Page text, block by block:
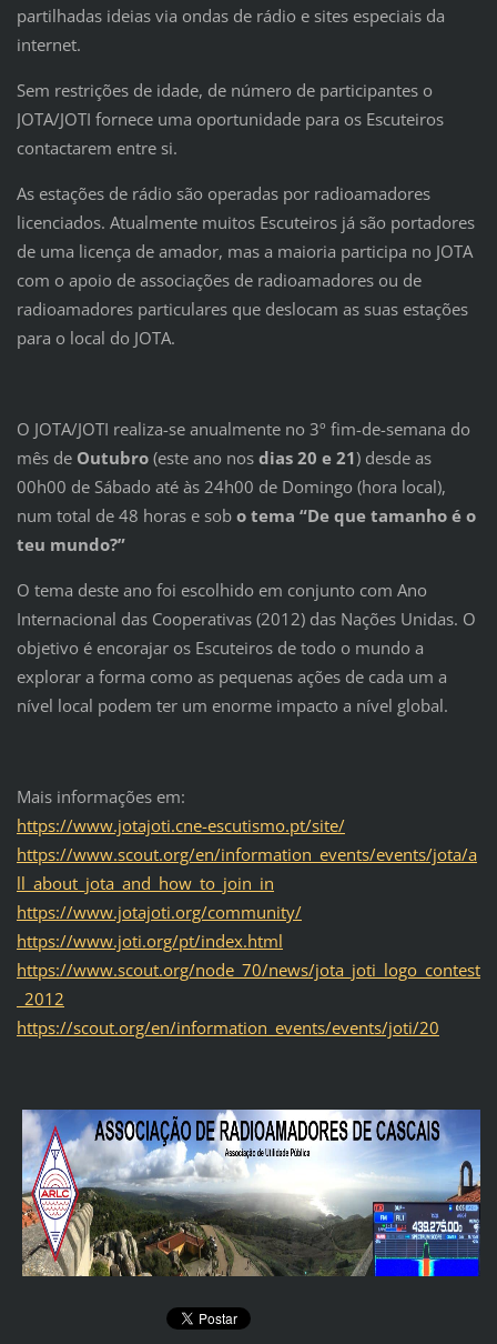
partilhadas ideias via ondas de rádio e sites especiais da
internet.
Sem restrições de idade, de número de participantes o
JOTA/JOTI fornece uma oportunidade para os Escuteiros
contactarem entre si.
As estações de rádio são operadas por radioamadores
licenciados. Atualmente muitos Escuteiros já são portadores
de uma licença de amador, mas a maioria participa no JOTA
com o apoio de associações de radioamadores ou de
radioamadores particulares que deslocam as suas estações
para o local do JOTA.
O JOTA/JOTI realiza-se anualmente no 3º fim-de-semana do
mês de Outubro(este ano nos dias 20 e 21) desde as
00h00 de Sábado até às 24h00 de Domingo (hora local),
num total de 48 horas e sob o tema “De que tamanho é o
teu mundo?”
O tema deste ano foi escolhido em conjunto com Ano
Internacional das Cooperativas (2012) das Nações Unidas. O
objetivo é encorajar os Escuteiros de todo o mundo a
explorar a forma como as pequenas ações de cada um a
nível local podem ter um enorme impacto a nível global.
Mais informações em:
https://www.jotajoti.cne-escutismo.pt/site/
https://www.scout.org/en/information_events/events/jota/a
ll_about_jota_and_how_to_join_in
https://www.jotajoti.org/community/
https://www.joti.org/pt/index.html
https://www.scout.org/node_70/news/jota_joti_logo_contest
_2012
https://scout.org/en/information_events/events/joti/20